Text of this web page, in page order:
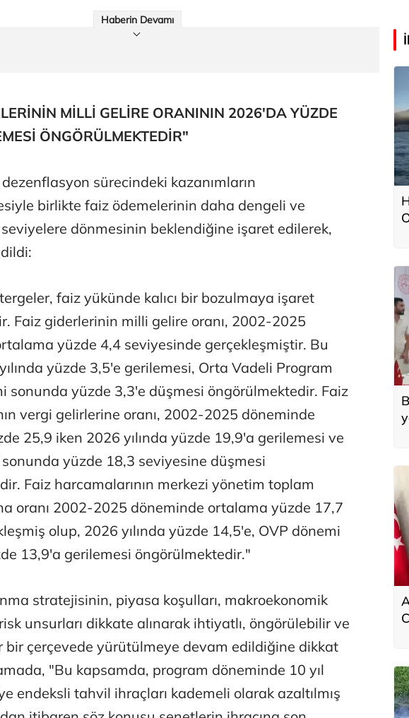
Haberin Devamı
MİLLİ GELİRE ORANININ 2026'DA YÜZDE
ÖNGÖRÜLMEKTEDİR"
sürecindeki kazanımların
birlikte faiz ödemelerinin daha dengeli ve
dönmesinin beklendiğine işaret edilerek,
faiz yükünde kalıcı bir bozulmaya işaret
Faiz giderlerinin milli gelire oranı, 2002-2025
yüzde 4,4 seviyesinde gerçekleşmiştir. Bu
yüzde 3,5'e gerilemesi, Orta Vadeli Program
sonunda yüzde 3,3'e düşmesi öngörülmektedir. Faiz
vergi gelirlerine oranı, 2002-2025 döneminde
25,9 iken 2026 yılında yüzde 19,9'a gerilemesi ve
yüzde 18,3 seviyesine düşmesi
Faiz harcamalarının merkezi yönetim toplam
oranı 2002-2025 döneminde ortalama yüzde 17,7
olup, 2026 yılında yüzde 14,5'e, OVP dönemi
13,9'a gerilemesi öngörülmektedir."
stratejisinin, piyasa koşulları, makroekonomik
unsurları dikkate alınarak ihtiyatlı, öngörülebilir ve
bir çerçevede yürütülmeye devam edildiğine dikkat
"Bu kapsamda, program döneminde 10 yıl
endeksli tahvil ihraçları kademeli olarak azaltılmış